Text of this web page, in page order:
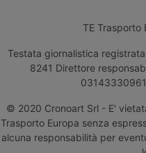
TE Trasporto
Testata giornalistica
8241 Direttore
© 2020 Cronoart Srl - E'
Trasporto Europa senza
alcuna responsabilità per